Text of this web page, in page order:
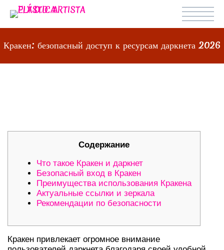
Кракен: безопасный доступ к ресурсам даркнета 2026
Содержание
Что такое Кракен и даркнет
Безопасный вход в Кракен
Преимущества использования Кракена
Актуальные ссылки и зеркала
Рекомендации по безопасности
Кракен привлекает огромное внимание